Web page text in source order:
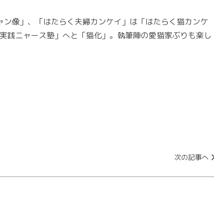
像」、「はたらく夫婦カンケイ」は「はたらく猫カンケ
ニャース塾」へと「猫化」。執筆陣の愛猫家ぶりも楽し
次の記事へ